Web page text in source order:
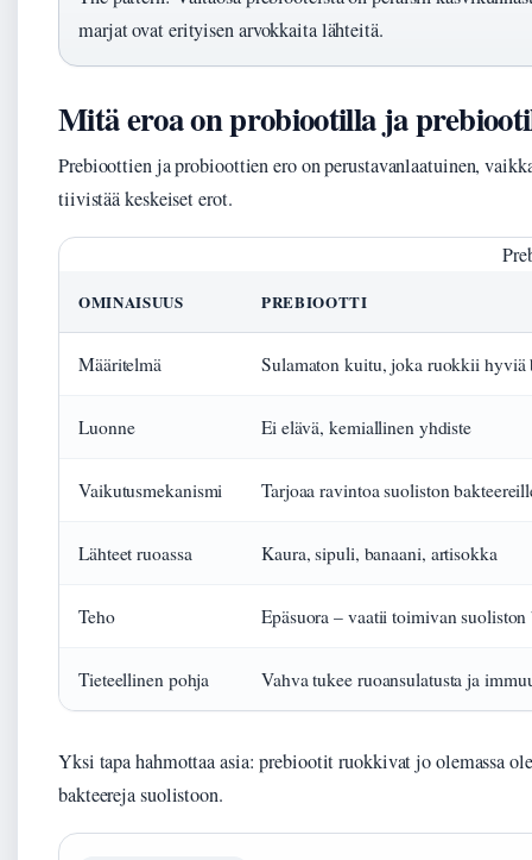
marjat ovat erityisen arvokkaita lähteitä.
Mitä eroa on probiootilla ja
Prebioottien ja probioottien ero on perustavanlaatuinen,
tiivistää keskeiset erot.
OMINAISUUS PREBIOOTTI
Määritelmä Sulamaton kuitu, joka ruokkii hyviä
Luonne Ei elävä, kemiallinen yhdiste
Vaikutusmekanismi Tarjoaa ravintoa suoliston
Lähteet ruoassa Kaura, sipuli, banaani, artisokka
Teho Epäsuora – vaatii toimivan
Tieteellinen pohja Vahva tukee ruoansulatusta ja
Yksi tapa hahmottaa asia: prebiootit ruokkivat jo olemassa
bakteereja suolistoon.